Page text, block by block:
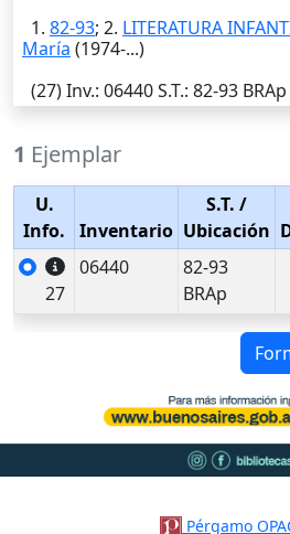
1. 82-93; 2. LITERATURA
María (1974-...)
(27)Inv.: 06440S.T.: 82-93 BRAp
1 Ejemplar
U.
Info.
Inventario
S.T. /
Ubicación
27
06440
82-93
BRAp
Pérgamo